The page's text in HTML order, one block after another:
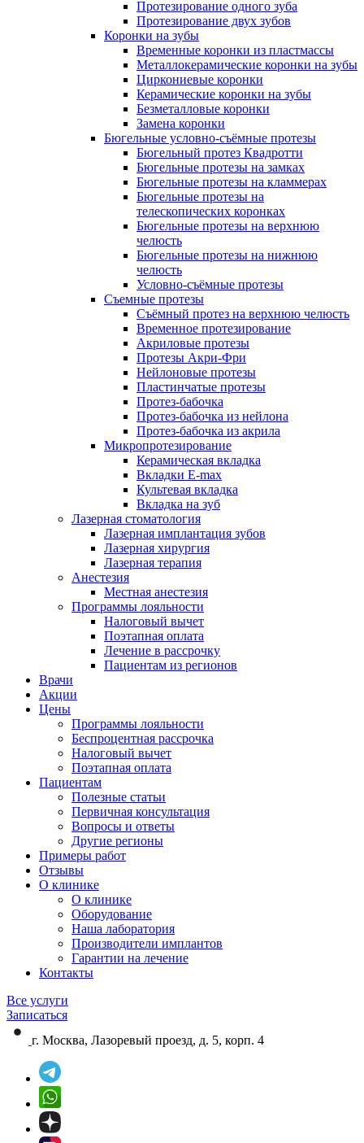
Протезирование одного зуба
Протезирование двух зубов
Коронки на зубы
Временные коронки из пластмассы
Металлокерамические коронки на зубы
Циркониевые коронки
Керамические коронки на зубы
Безметалловые коронки
Замена коронки
Бюгельные условно-съёмные протезы
Бюгельный протез Квадротти
Бюгельные протезы на замках
Бюгельные протезы на кламмерах
Бюгельные протезы на
телескопических коронках
Бюгельные протезы на верхнюю
челюсть
Бюгельные протезы на нижнюю
челюсть
Условно-съёмные протезы
Съемные протезы
Съёмный протез на верхнюю челюсть
Временное протезирование
Акриловые протезы
Протезы Акри-Фри
Нейлоновые протезы
Пластинчатые протезы
Протез-бабочка
Протез-бабочка из нейлона
Протез-бабочка из акрила
Микропротезирование
Керамическая вкладка
Вкладки E-max
Культевая вкладка
Вкладка на зуб
Лазерная стоматология
Лазерная имплантация зубов
Лазерная хирургия
Лазерная терапия
Анестезия
Местная анестезия
Программы лояльности
Налоговый вычет
Поэтапная оплата
Лечение в рассрочку
Пациентам из регионов
Врачи
Акции
Цены
Программы лояльности
Беспроцентная рассрочка
Налоговый вычет
Поэтапная оплата
Пациентам
Полезные статьи
Первичная консультация
Вопросы и ответы
Другие регионы
Примеры работ
Отзывы
О клинике
О клинике
Оборудование
Наша лаборатория
Производители имплантов
Гарантии на лечение
Контакты
Все услуги
Записаться
г. Москва, Лазоревый проезд, д. 5, корп. 4